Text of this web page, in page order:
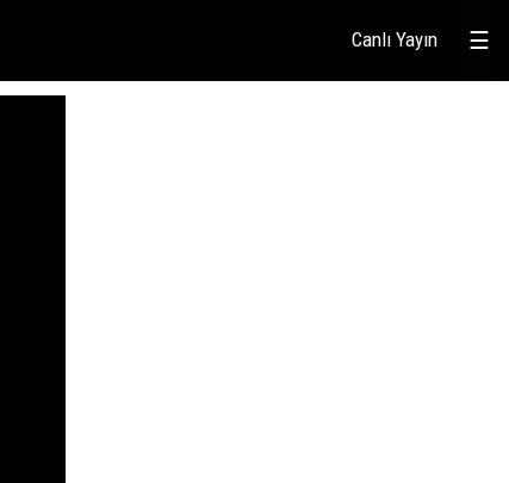
☰
Canlı Yayın